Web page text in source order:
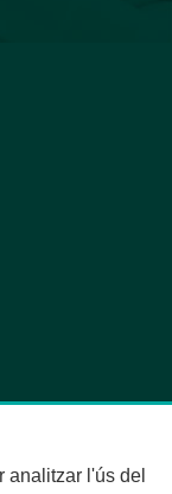
analitzar l'ús del